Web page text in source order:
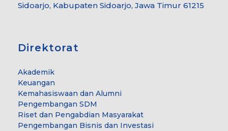
Sidoarjo, Kabupaten Sidoarjo, Jawa Timur 61215
Direktorat
Akademik
Keuangan
Kemahasiswaan dan Alumni
Pengembangan SDM
Riset dan Pengabdian Masyarakat
Pengembangan Bisnis dan Investasi